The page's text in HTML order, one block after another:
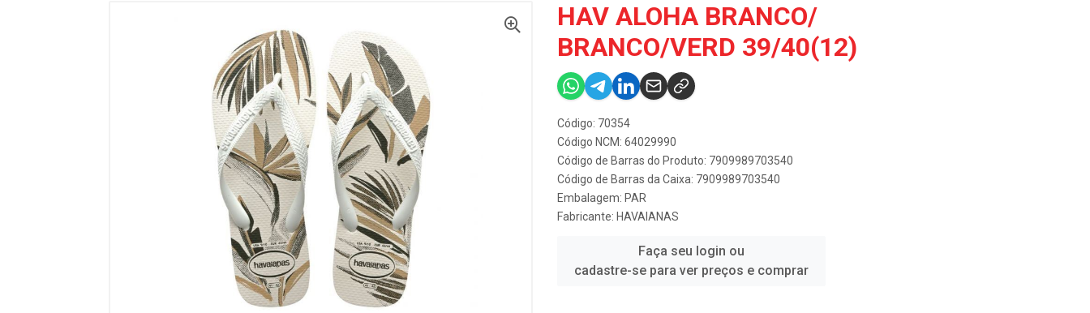
HAV ALOHA BRANCO/
BRANCO/VERD 39/40(12)
Código: 70354
Código NCM: 64029990
Código de Barras do Produto: 7909989703540
Código de Barras da Caixa: 7909989703540
Embalagem: PAR
Fabricante: HAVAIANAS
Faça seu login ou
cadastre-se para ver preços e comprar